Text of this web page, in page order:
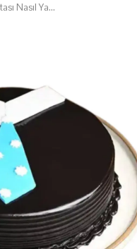
Babalar Günü Pastası Nasıl Yapılır?